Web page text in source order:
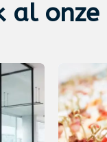
al onze